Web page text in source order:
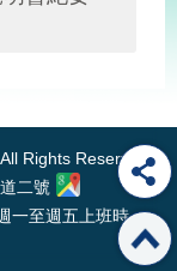
Rights Reserved
二號
一至週五上班時